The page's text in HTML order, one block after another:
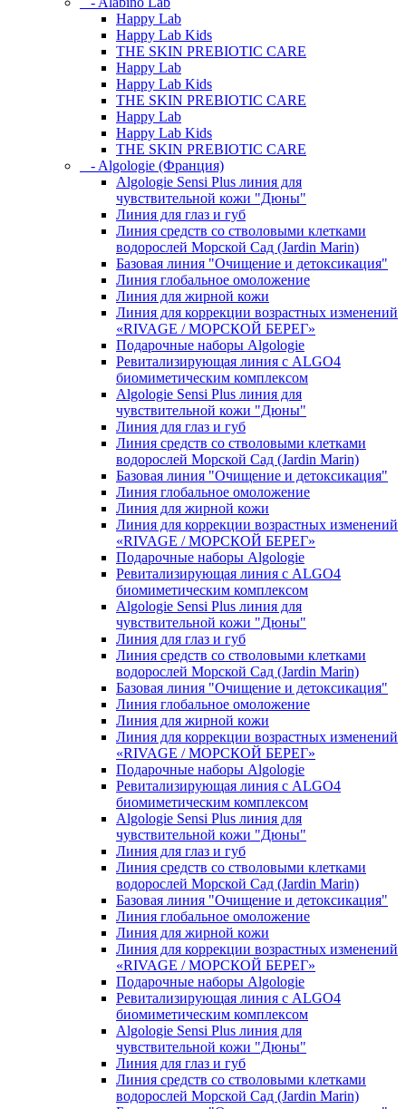
Happy Lab
Happy Lab Kids
THE SKIN PREBIOTIC CARE
Happy Lab
Happy Lab Kids
THE SKIN PREBIOTIC CARE
Happy Lab
Happy Lab Kids
THE SKIN PREBIOTIC CARE
- Algologie (Франция)
Algologie Sensi Plus линия для
чувcтвительной кожи "Дюны"
Линия для глаз и губ
Линия средств со стволовыми клетками
водорослей Морской Сад (Jardin Marin)
Базовая линия "Очищение и детоксикация"
Линия глобальное омоложение
Линия для жирной кожи
Линия для коррекции возрастных изменений
«RIVAGE / МОРСКОЙ БЕРЕГ»
Подарочные наборы Algologie
Ревитализирующая линия с ALGO4
биомиметическим комплексом
Algologie Sensi Plus линия для
чувcтвительной кожи "Дюны"
Линия для глаз и губ
Линия средств со стволовыми клетками
водорослей Морской Сад (Jardin Marin)
Базовая линия "Очищение и детоксикация"
Линия глобальное омоложение
Линия для жирной кожи
Линия для коррекции возрастных изменений
«RIVAGE / МОРСКОЙ БЕРЕГ»
Подарочные наборы Algologie
Ревитализирующая линия с ALGO4
биомиметическим комплексом
Algologie Sensi Plus линия для
чувcтвительной кожи "Дюны"
Линия для глаз и губ
Линия средств со стволовыми клетками
водорослей Морской Сад (Jardin Marin)
Базовая линия "Очищение и детоксикация"
Линия глобальное омоложение
Линия для жирной кожи
Линия для коррекции возрастных изменений
«RIVAGE / МОРСКОЙ БЕРЕГ»
Подарочные наборы Algologie
Ревитализирующая линия с ALGO4
биомиметическим комплексом
Algologie Sensi Plus линия для
чувcтвительной кожи "Дюны"
Линия для глаз и губ
Линия средств со стволовыми клетками
водорослей Морской Сад (Jardin Marin)
Базовая линия "Очищение и детоксикация"
Линия глобальное омоложение
Линия для жирной кожи
Линия для коррекции возрастных изменений
«RIVAGE / МОРСКОЙ БЕРЕГ»
Подарочные наборы Algologie
Ревитализирующая линия с ALGO4
биомиметическим комплексом
Algologie Sensi Plus линия для
чувcтвительной кожи "Дюны"
Линия для глаз и губ
Линия средств со стволовыми клетками
водорослей Морской Сад (Jardin Marin)